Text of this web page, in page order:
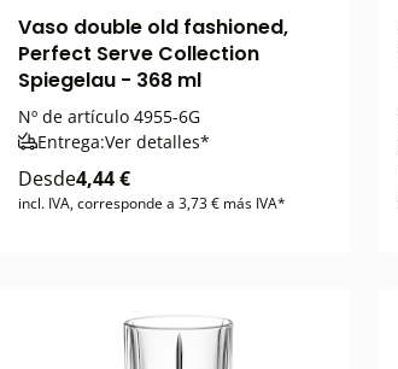
Vaso double old fashioned,
Perfect Serve Collection
Spiegelau - 368 ml
Nº de artículo 4955-6G
Entrega:Ver detalles*
Desde4,44 €
incl. IVA, corresponde a 3,73 € más IVA*